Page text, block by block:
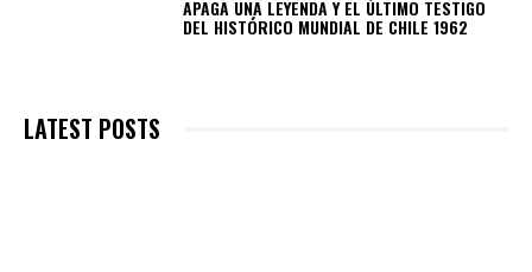
APAGA UNA LEYENDA Y EL ÚLTIMO TESTIGO
DEL HISTÓRICO MUNDIAL DE CHILE 1962
LATEST POSTS